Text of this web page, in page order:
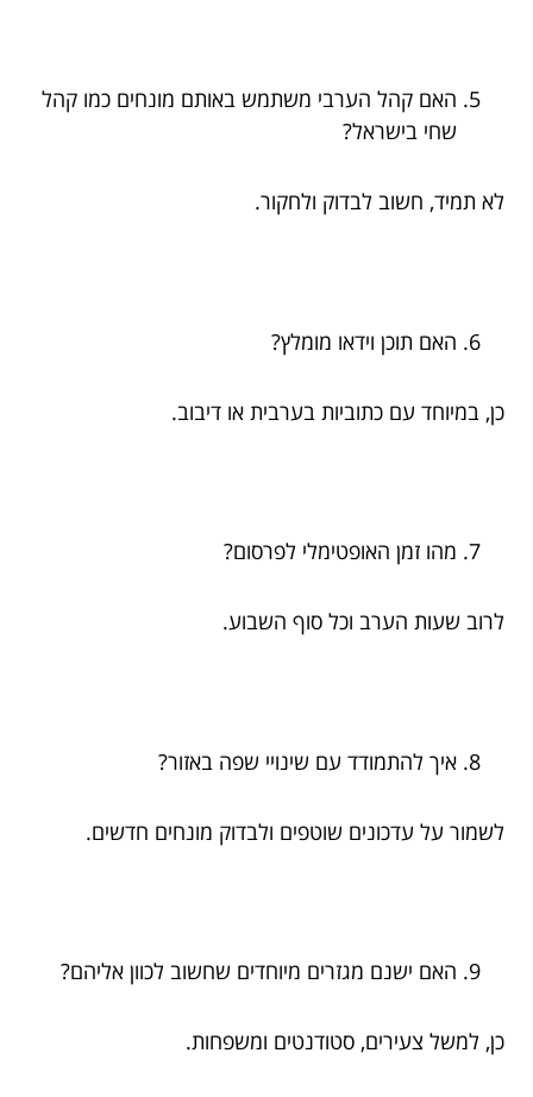
האם קהל הערבי משתמש באותם מונחים כמו קהל
שחי בישראל?
לא תמיד, חשוב לבדוק ולחקור.
האם תוכן וידאו מומלץ?
כן, במיוחד עם כתוביות בערבית או דיבוב.
מהו זמן האופטימלי לפרסום?
לרוב שעות הערב וכל סוף השבוע.
איך להתמודד עם שינויי שפה באזור?
לשמור על עדכונים שוטפים ולבדוק מונחים חדשים.
האם ישנם מגזרים מיוחדים שחשוב לכוון אליהם?
כן, למשל צעירים, סטודנטים ומשפחות.